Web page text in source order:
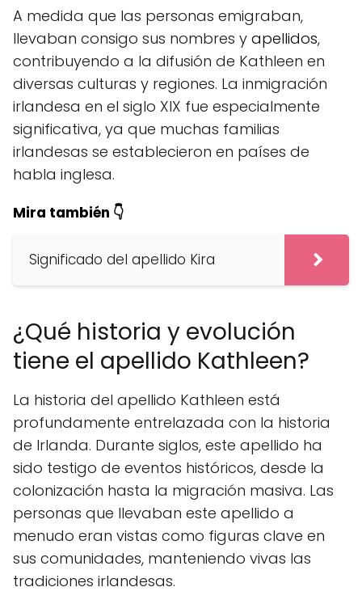
A medida que las personas emigraban,
llevaban consigo sus nombres y apellidos,
contribuyendo a la difusión de Kathleen en
diversas culturas y regiones. La inmigración
irlandesa en el siglo XIX fue especialmente
significativa, ya que muchas familias
irlandesas se establecieron en países de
habla inglesa.
Mira también 👇
Significado del apellido Kira
¿Qué historia y evolución
tiene el apellido Kathleen?
La historia del apellido Kathleen está
profundamente entrelazada con la historia
de Irlanda. Durante siglos, este apellido ha
sido testigo de eventos históricos, desde la
colonización hasta la migración masiva. Las
personas que llevaban este apellido a
menudo eran vistas como figuras clave en
sus comunidades, manteniendo vivas las
tradiciones irlandesas.